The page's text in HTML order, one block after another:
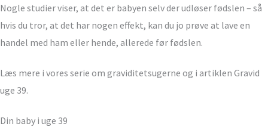
Nogle studier viser, at det er babyen selv der udløser fødslen – så
hvis du tror, at det har nogen effekt, kan du jo prøve at lave en
handel med ham eller hende, allerede før fødslen.
Læs mere i vores serie om graviditetsugerne og i artiklen Gravid
uge 39.
Din baby i uge 39